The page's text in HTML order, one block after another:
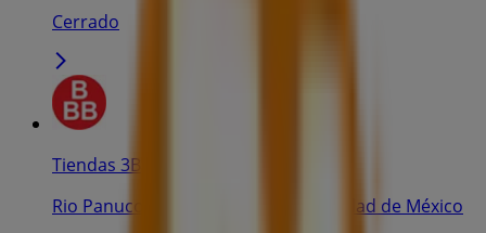
Cerrado
Tiendas 3B
Rio Panuco N 147 esq. Rio Tiber, Ciudad de México